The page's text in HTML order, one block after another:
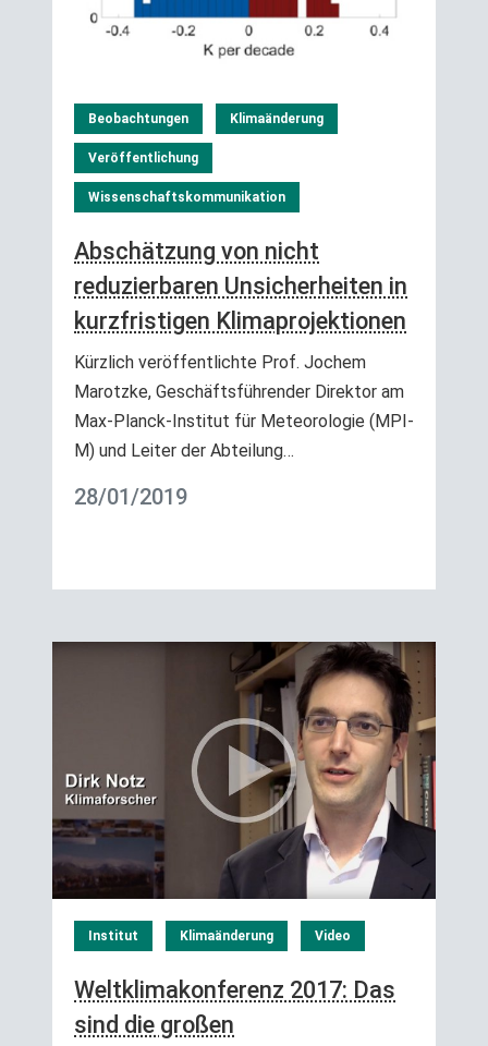
Beobachtungen Klimaänderung
Veröffentlichung
Wissenschaftskommunikation
Abschätzung von nicht
reduzierbaren Unsicherheiten in
kurzfristigen Klimaprojektionen
Kürzlich veröffentlichte Prof. Jochem
Marotzke, Geschäftsführender Direktor am
Max-Planck-Institut für Meteorologie (MPI-
M) und Leiter der Abteilung…
28/01/2019
Institut Klimaänderung Video
Weltklimakonferenz 2017: Das
sind die großen